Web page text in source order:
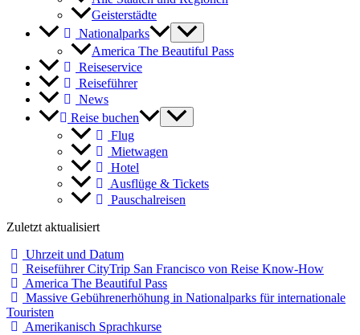
Geisterstädte
Nationalparks
America The Beautiful Pass
Reiseservice
Reiseführer
News
Reise buchen
Flug
Mietwagen
Hotel
Ausflüge & Tickets
Pauschalreisen
Zuletzt aktualisiert
Uhrzeit und Datum
Reiseführer CityTrip San Francisco von Reise Know-How
America The Beautiful Pass
Massive Gebührenerhöhung in Nationalparks für internationale
Touristen
Amerikanisch Sprachkurse